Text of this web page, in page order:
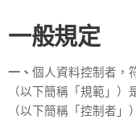
一般規定
一、 個人資料控制者，
（以下簡稱「規範」）
（以下簡稱「控制者」